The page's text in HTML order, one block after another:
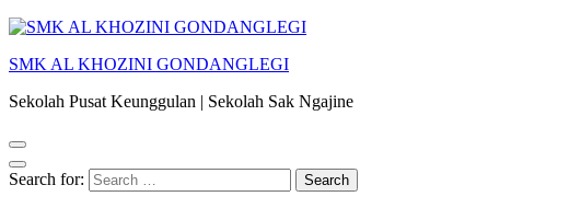
SMK AL KHOZINI GONDANGLEGI
Sekolah Pusat Keunggulan | Sekolah Sak Ngajine
Search for: